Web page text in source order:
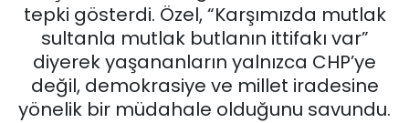
tepki gösterdi. Özel, “Karşımızda mutlak
sultanla mutlak butlanın ittifakı var”
diyerek yaşananların yalnızca CHP’ye
değil, demokrasiye ve millet iradesine
yönelik bir müdahale olduğunu savundu.